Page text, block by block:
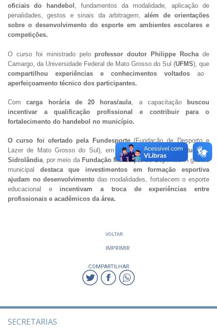
oficiais do handebol , fundamentos da modalidade, aplicação de
penalidades, gestos e sinais da arbitragem,além de orientações
sobre o desenvolvimento do esporte em ambientes escolares e
competições.
O curso foi ministrado peloprofessor doutor Philippe Rochade
Camargo, da Universidade Federal de Mato Grosso do Sul (UFMS), que
compartilhou experiências e conhecimentos voltados ao
aperfeiçoamento técnico dos participantes.
Comcarga horária de 20 horas/aula , a capacitação
buscou
incentivar a qualificação profissional e contribuir para o
fortalecimento do handebol no município.
O curso foi ofertado pela Fundesporte(Fundação de Desporto e
Lazer de Mato Grosso do Sul), em
parceria com a Prefeitura de
Sidrolândia , por meio da Fundação Municipal de Esportes
. A gestão
municipal
destaca que investimentos em formação esportiva
ajudam no desenvolvimento das modalidades, fortalecem o esporte
educacional eincentivam a troca de experiências entre
profissionais e acadêmicos da área.
VOLTAR
IMPRIMIR
COMPARTILHAR
SECRETARIAS